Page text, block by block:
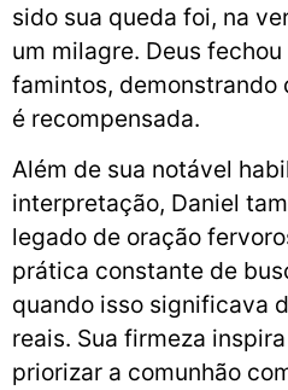
sido sua queda foi, na
um milagre. Deus
famintos, demonstrando
é recompensada.
Além de sua notável
interpretação, Daniel
legado de oração
prática constante de
quando isso significava
reais. Sua firmeza
priorizar a comunhão